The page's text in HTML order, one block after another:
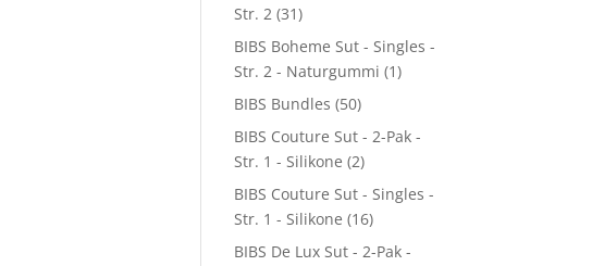
Str. 2 (31)
BIBS Boheme Sut - Singles -
Str. 2 - Naturgummi (1)
BIBS Bundles (50)
BIBS Couture Sut - 2-Pak -
Str. 1 - Silikone (2)
BIBS Couture Sut - Singles -
Str. 1 - Silikone (16)
BIBS De Lux Sut - 2-Pak -